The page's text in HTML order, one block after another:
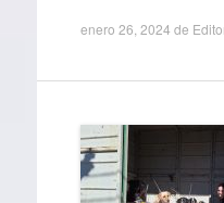
enero 26, 2024 de